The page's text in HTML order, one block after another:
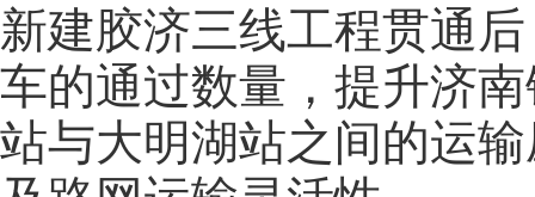
新建胶济三线工程贯通
车的通过数量，提升济
站与大明湖站之间的运